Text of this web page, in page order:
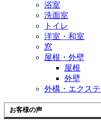
浴室
洗面室
トイレ
洋室・和室
窓
屋根・外壁
屋根
外壁
外構・エクス
お客様の声